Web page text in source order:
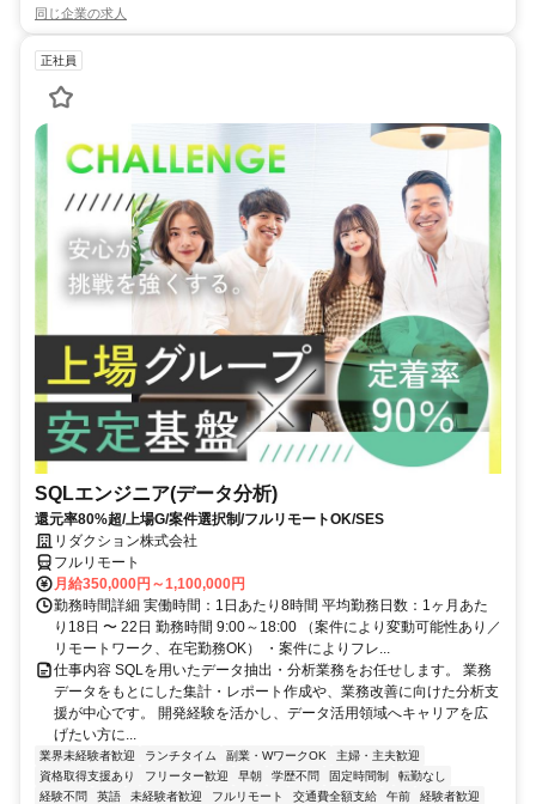
同じ企業の求人
正社員
SQLエンジニア(データ分析)
還元率80%超/上場G/案件選択制/フルリモートOK/SES
リダクション株式会社
フルリモート
月給350,000円～1,100,000円
勤務時間詳細 実働時間：1日あたり8時間 平均勤務日数：1ヶ月あた
り18日 〜 22日 勤務時間 9:00～18:00 （案件により変動可能性あり／
リモートワーク、在宅勤務OK） ・案件によりフレ...
仕事内容 SQLを用いたデータ抽出・分析業務をお任せします。 業務
データをもとにした集計・レポート作成や、業務改善に向けた分析支
援が中心です。 開発経験を活かし、データ活用領域へキャリアを広
げたい方に...
業界未経験者歓迎 ランチタイム 副業・WワークOK
主婦・主夫歓迎
資格取得支援あり
フリーター歓迎 早朝 学歴不問 固定時間制
転勤なし
経験不問
英語 未経験者歓迎 フルリモート 交通費全額支給 午前
経験者歓迎